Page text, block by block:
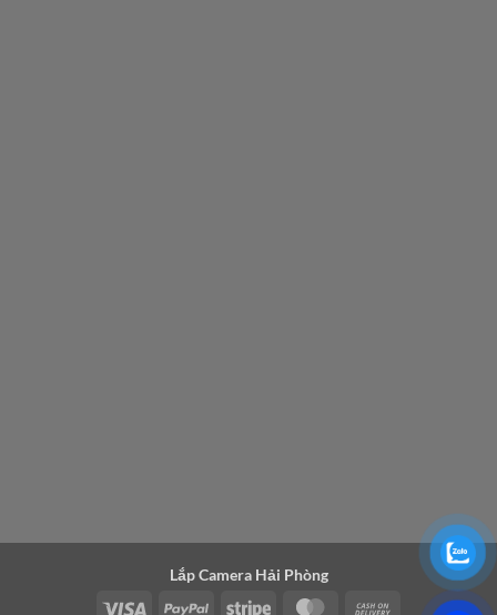
Lắp Camera Hải Phòng
Visa
PayPal Stripe MasterCard